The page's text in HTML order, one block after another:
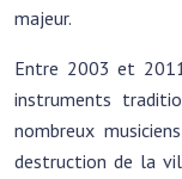
majeur.
Entre 2003 et
instruments
nombreux
destruction de la